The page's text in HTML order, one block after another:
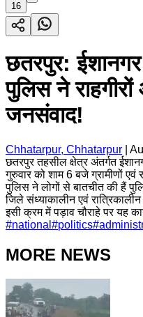
16
छतरपुर:
पुलिस ने
जनसंवाद!
Chhatarpur, Chhatarpur
छतरपुर तहसील क्षेत्र अंतर्गत
गुरुवार को शाम 6 बजे ग्रामीणों
पुलिस ने लोगों से बातचीत की हैं
जिले संध्याकालीन एवं
इसी क्रम में पड़ाव चौराहे पर यह
#national #politics#
MORE NEWS